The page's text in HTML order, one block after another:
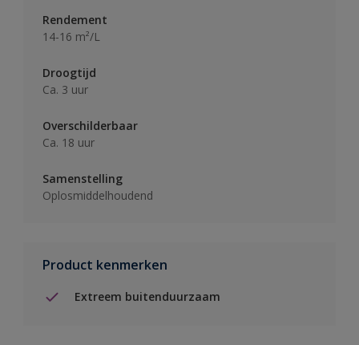
Rendement
14-16 m²/L
Droogtijd
Ca. 3 uur
Overschilderbaar
Ca. 18 uur
Samenstelling
Oplosmiddelhoudend
Product kenmerken
Extreem buitenduurzaam